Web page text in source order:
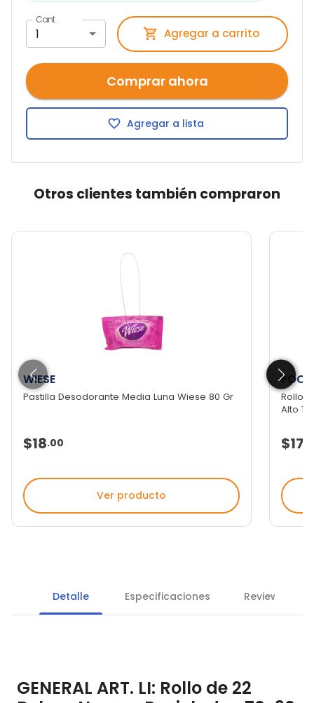
Cant.
1 Agregar a carrito
Comprar ahora
Agregar a lista
Otros clientes también compraron
WIESE
Pastilla Desodorante Media Luna Wiese 80 Gr
$18.00
Ver producto
Rollo
Alto 1...
$173
Detalle Especificaciones Reviews
GENERAL ART. LI: Rollo de 22